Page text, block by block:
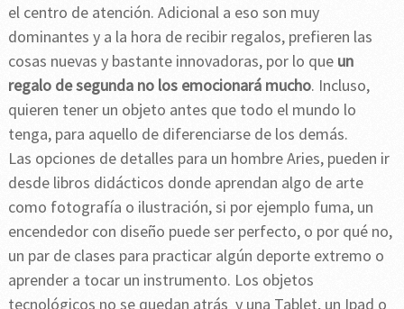
el centro de atención. Adicional a eso son muy
dominantes y a la hora de recibir regalos, prefieren las
cosas nuevas y bastante innovadoras, por lo que un
regalo de segunda no los emocionará mucho. Incluso,
quieren tener un objeto antes que todo el mundo lo
tenga, para aquello de diferenciarse de los demás.
Las opciones de detalles para un hombre Aries, pueden ir
desde libros didácticos donde aprendan algo de arte
como fotografía o ilustración, si por ejemplo fuma, un
encendedor con diseño puede ser perfecto, o por qué no,
un par de clases para practicar algún deporte extremo o
aprender a tocar un instrumento. Los objetos
tecnológicos no se quedan atrás y una Tablet, un Ipad o